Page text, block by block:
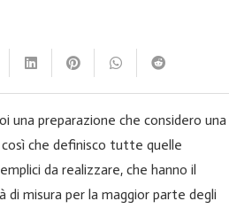
una preparazione che considero una
così che definisco tutte quelle
da realizzare, che hanno il
di misura per la maggior parte degli